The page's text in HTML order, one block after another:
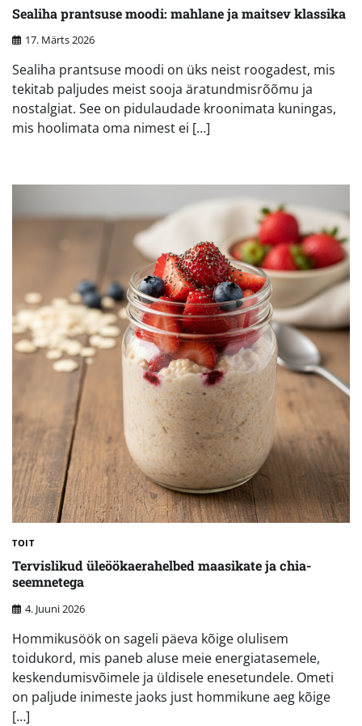
Sealiha prantsuse moodi: mahlane ja maitsev klassika
17. Märts 2026
Sealiha prantsuse moodi on üks neist roogadest, mis
tekitab paljudes meist sooja äratundmisrõõmu ja
nostalgiat. See on pidulaudade kroonimata kuningas,
mis hoolimata oma nimest ei […]
TOIT
Tervislikud üleöökaerahelbed maasikate ja chia-
seemnetega
4. Juuni 2026
Hommikusöök on sageli päeva kõige olulisem
toidukord, mis paneb aluse meie energiatasemele,
keskendumisvõimele ja üldisele enesetundele. Ometi
on paljude inimeste jaoks just hommikune aeg kõige
[…]